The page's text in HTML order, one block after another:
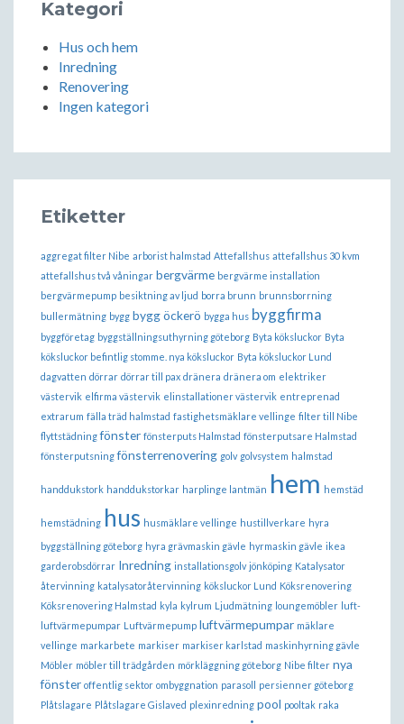
Kategori
Hus och hem
Inredning
Renovering
Ingen kategori
Etiketter
aggregat filter Nibe arborist halmstad Attefallshus attefallshus 30 kvm
attefallshus två våningar bergvärme bergvärme installation
bergvärmepump besiktning av ljud borra brunn brunnsborrning
bullermätning bygg bygg öckerö bygga hus byggfirma
byggföretag byggställningsuthyrning göteborg Byta köksluckor Byta
köksluckor befintlig stomme. nya köksluckor Byta köksluckor Lund
dagvatten dörrar dörrar till pax dränera dränera om elektriker
västervik elfirma västervik elinstallationer västervik entreprenad
extrarum fälla träd halmstad fastighetsmäklare vellinge filter till Nibe
flyttstädning fönster fönsterputs Halmstad fönsterputsare Halmstad
fönsterputsning fönsterrenovering golv golvsystem halmstad
handdukstork handdukstorkar harplinge lantmän hem hemstäd
hemstädning hus husmäklare vellinge hustillverkare hyra
byggställning göteborg hyra grävmaskin gävle hyrmaskin gävle ikea
garderobsdörrar Inredning installationsgolv jönköping Katalysator
återvinning katalysatoråtervinning köksluckor Lund Köksrenovering
Köksrenovering Halmstad kyla kylrum Ljudmätning loungemöbler luft-
luftvärmepumpar Luftvärmepump luftvärmepumpar mäklare
vellinge markarbete markiser markiser karlstad maskinhyrning gävle
Möbler möbler till trädgården mörkläggning göteborg Nibe filter nya
fönster offentlig sektor ombyggnation parasoll persienner göteborg
Plåtslagare Plåtslagare Gislaved plexinredning pool pooltak raka